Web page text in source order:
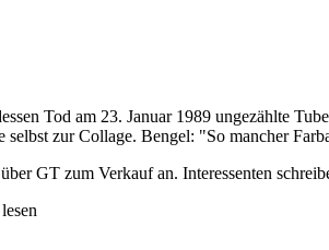
Tod am 23. Januar 1989 ungezählte
zur Collage. Bengel: "So mancher
GT zum Verkauf an. Interessenten